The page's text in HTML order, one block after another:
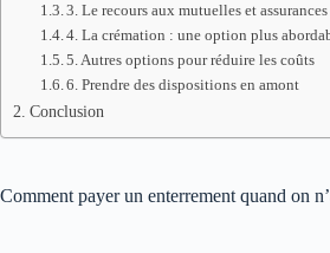
3. Le recours aux mutuelles et assurances
4. La crémation : une option plus
5. Autres options pour réduire les coûts
6. Prendre des dispositions en amont
Conclusion
Comment payer un enterrement quand on